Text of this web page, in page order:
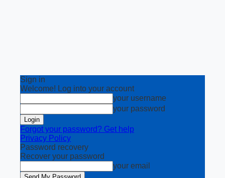
Sign in
Welcome! Log into your account
your username
your password
Forgot your password? Get help
Privacy Policy
Password recovery
Recover your password
your email